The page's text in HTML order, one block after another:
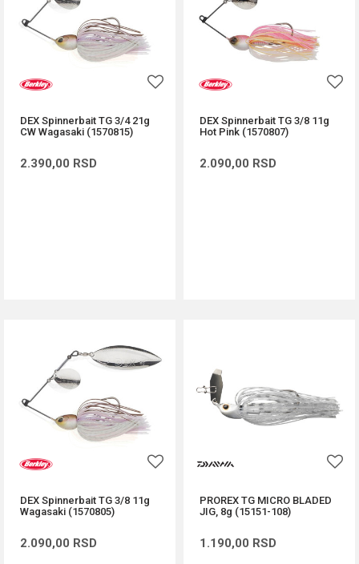
DEX Spinnerbait TG 3/4 21g
CW Wagasaki (1570815)
2.390,00 RSD
DEX Spinnerbait TG 3/8 11g
Hot Pink (1570807)
2.090,00 RSD
DEX Spinnerbait TG 3/8 11g
Wagasaki (1570805)
2.090,00 RSD
PROREX TG MICRO BLADED
JIG, 8g (15151-108)
1.190,00 RSD